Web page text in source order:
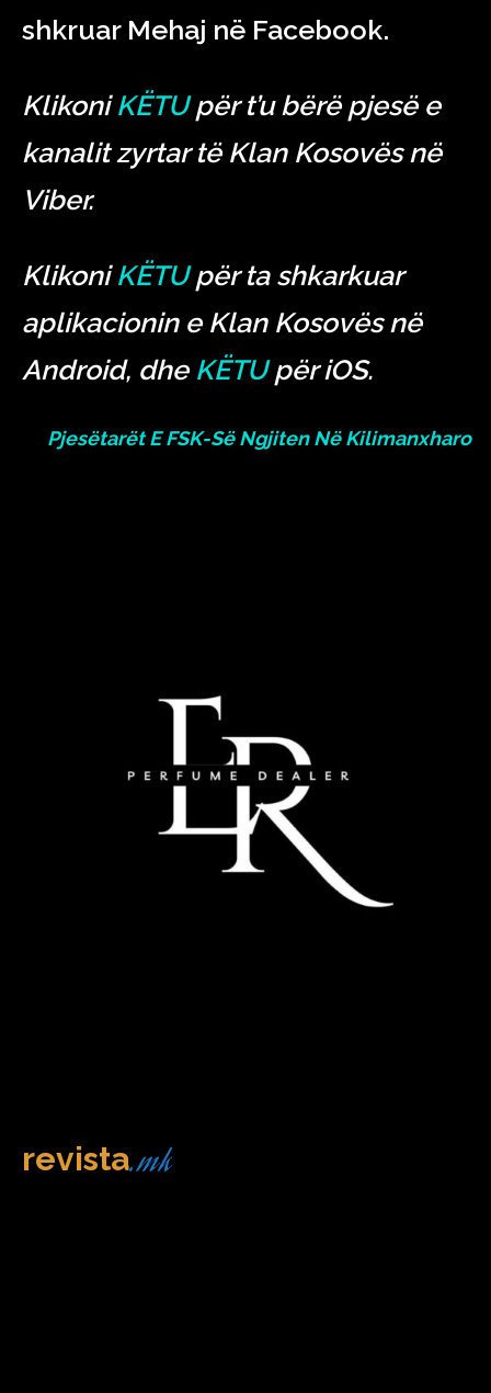
shkruar Mehaj në Facebook.
KlikoniKËTUpër t’u bërë pjesë e
kanalit zyrtar të Klan Kosovës në
Viber.
KlikoniKËTUpër ta shkarkuar
aplikacionin e Klan Kosovës në
Android, dhe KËTUpër iOS.
Pjesëtarët E FSK-Së Ngjiten Në Kilimanxharo
revista.mk